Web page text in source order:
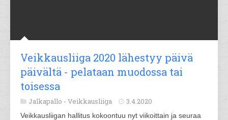
Veikkausliiga 2020 lähestyy päivä
päivältä - pelataan muodossa tai
toisessa
Jalkapallo - Veikkausliiga 3.4.2020
Veikkausliigan hallitus kokoontuu nyt viikoittain ja seuraa